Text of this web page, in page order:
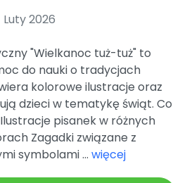
Luty 2026
"Wielkanoc tuż-tuż" to
do nauki o tradycjach
kolorowe ilustracje oraz
dzieci w tematykę świąt. Co
pisanek w różnych
Zagadki związane z
symbolami ... więcej